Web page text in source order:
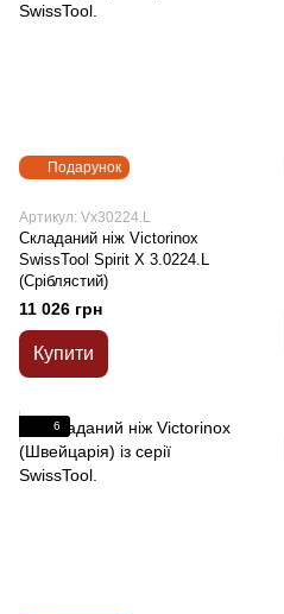
Подарунок
Артикул: Vx30224.L
Складаний ніж Victorinox
SwissTool Spirit X 3.0224.L
(Сріблястий)
11 026 грн
Купити
6